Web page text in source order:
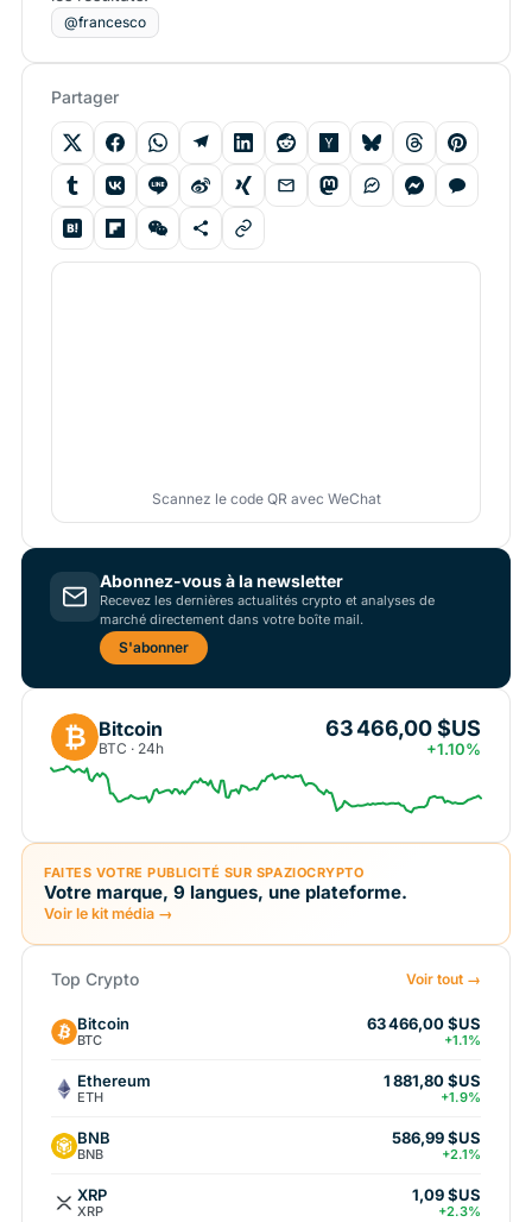
@francesco
Partager
Scannez le code QR avec WeChat
Abonnez-vous à la newsletter
Recevez les dernières actualités crypto et analyses de
marché directement dans votre boîte mail.
S'abonner
₿ Bitcoin
BTC · 24h
63 466,00 $US
+1.10%
FAITES VOTRE PUBLICITÉ SUR SPAZIOCRYPTO
Votre marque, 9 langues, une plateforme.
Voir le kit média →
Top Crypto Voir tout →
Bitcoin
BTC
63 466,00 $US
+1.1%
Ethereum
ETH
1 881,80 $US
+1.9%
BNB
BNB
586,99 $US
+2.1%
XRP
XRP
1,09 $US
+2.3%